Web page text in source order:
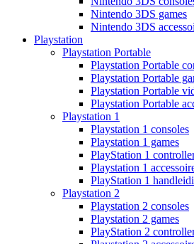
Nintendo 3DS games
Nintendo 3DS
Playstation
Playstation Portable
Playstation Portable
Playstation Portable
Playstation Portable
Playstation Portable
Playstation 1
Playstation 1 consoles
Playstation 1 games
PlayStation 1
Playstation 1
PlayStation 1
Playstation 2
Playstation 2 consoles
Playstation 2 games
PlayStation 2